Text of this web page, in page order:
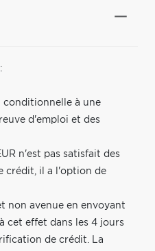
conditionnelle à une
d'emploi et des
n'est pas satisfait des
crédit, il a l'option de
non avenue en envoyant
cet effet dans les 4 jours
de crédit. La